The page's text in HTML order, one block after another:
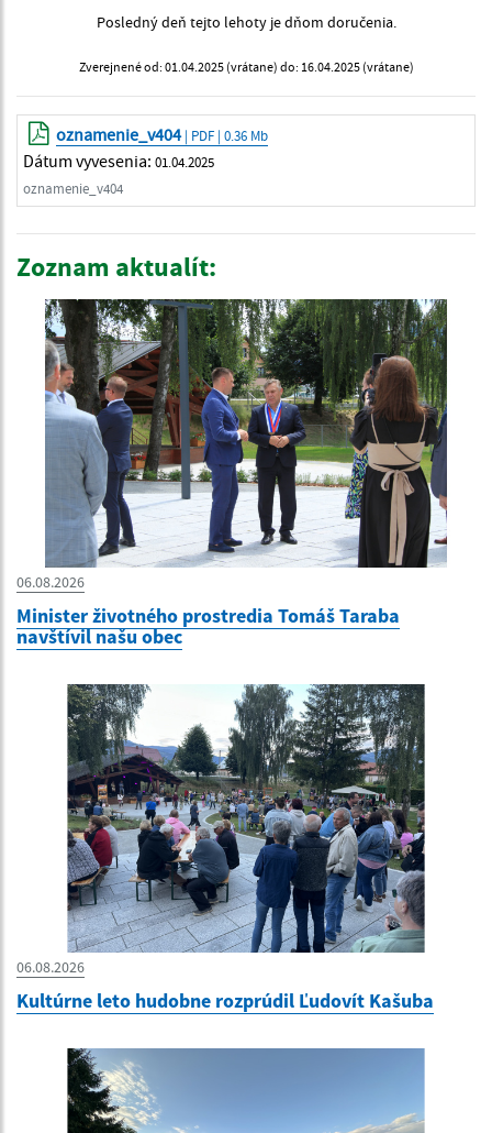
Posledný deň tejto lehoty je dňom doručenia.
Zverejnené od: 01.04.2025 (vrátane) do: 16.04.2025 (vrátane)
oznamenie_v404| PDF | 0.36 Mb
Dátum vyvesenia: 01.04.2025
oznamenie_v404
Zoznam aktualít:
06.08.2026
Minister životného prostredia Tomáš Taraba
navštívil našu obec
06.08.2026
Kultúrne leto hudobne rozprúdil Ľudovít Kašuba